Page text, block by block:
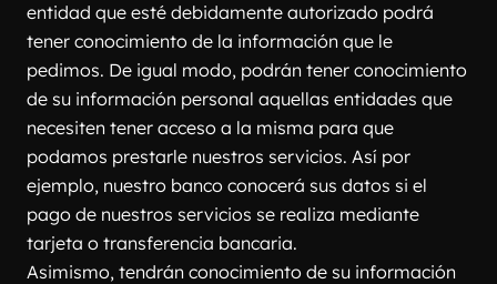
entidad que esté debidamente autorizado podrá
tener conocimiento de la información que le
pedimos. De igual modo, podrán tener conocimiento
de su información personal aquellas entidades que
necesiten tener acceso a la misma para que
podamos prestarle nuestros servicios. Así por
ejemplo, nuestro banco conocerá sus datos si el
pago de nuestros servicios se realiza mediante
tarjeta o transferencia bancaria.
Asimismo, tendrán conocimiento de su información